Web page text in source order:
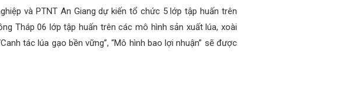
và PTNT An Giang dự kiến tổ chức 5 lớp tập huấn trên
Tháp 06 lớp tập huấn trên các mô hình sản xuất lúa, xoài
tác lúa gạo bền vững”, “Mô hình bao lợi nhuận” sẽ được